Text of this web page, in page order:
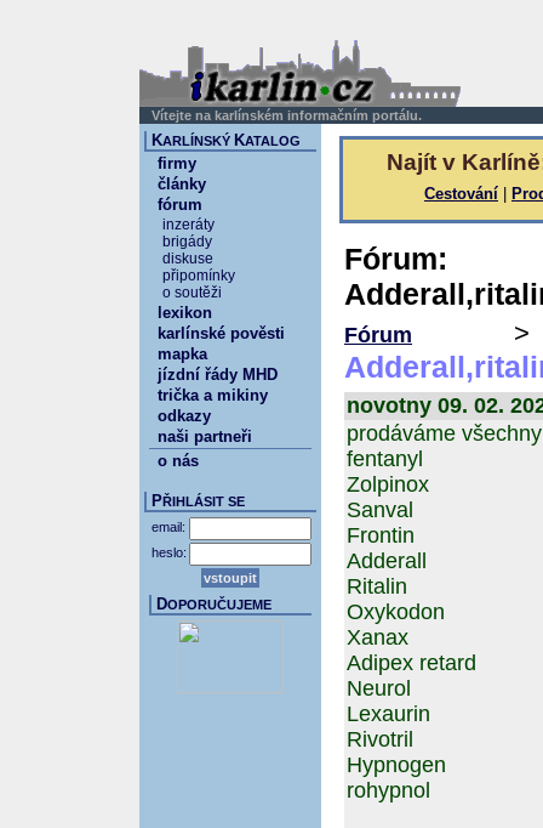
Vítejte na karlínském informačním portálu.
Najít v
Cestování
Fórum
novotny 09. 02.
prodáváme
fentanyl
Zolpinox
Sanval
Frontin
Adderall
Ritalin
Oxykodon
Xanax
Adipex retard
Neurol
Lexaurin
Rivotril
Hypnogen
rohypnol­
KARLÍNSKÝ KATALOG
firmy
články
fórum
inzeráty
brigády
diskuse
připomínky
o soutěži
lexikon
karlínské pověsti
mapka
jízdní řády MHD
trička a mikiny
odkazy
naši partneři
o nás
PŘIHLÁSIT SE
email:
heslo:
DOPORUČUJEME